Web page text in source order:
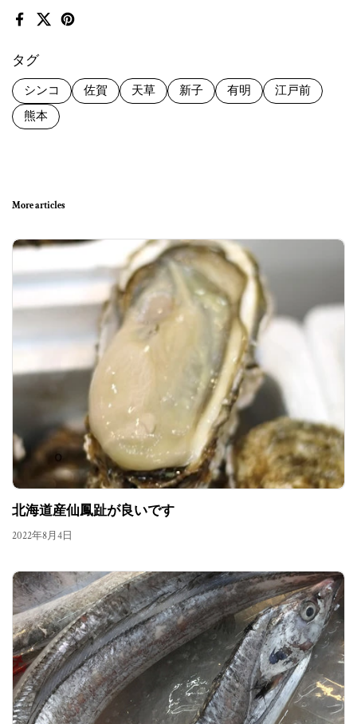
FacebookX (Twitter)
Pinterest
タグ
シンコ 佐賀 天草 新子 有明
江戸前
熊本
More articles
北海道産仙鳳趾が良いです
2022年8月4日